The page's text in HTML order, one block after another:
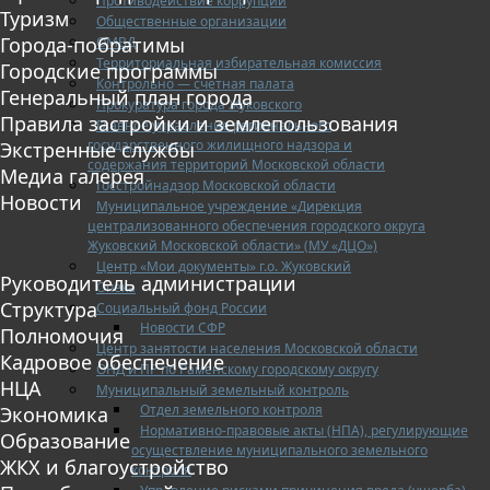
Общественные организации
ОМВД
Территориальная избирательная комиссия
Контрольно — счетная палата
Прокуратура города Жуковского
Главное управление регионального
государственного жилищного надзора и
содержания территорий Московской области
Госстройнадзор Московской области
Муниципальное учреждение «Дирекция
централизованного обеспечения городского округа
Жуковский Московской области» (МУ «ДЦО»)
Центр «Мои документы» г.о. Жуковский
Опека
Социальный фонд России
Новости СФР
Центр занятости населения Московской области
ОНД и ПР по Раменскому городскому округу
Муниципальный земельный контроль
Отдел земельного контроля
Нормативно-правовые акты (НПА), регулирующие
осуществление муниципального земельного
контроля
Туризм
Города-побратимы
Городские программы
Генеральный план города
Правила застройки и землепользования
Экстренные службы
Медиа галерея
Новости
Руководитель администрации
Структура
Полномочия
Кадровое обеспечение
НЦА
Экономика
Образование
ЖКХ и благоустройство